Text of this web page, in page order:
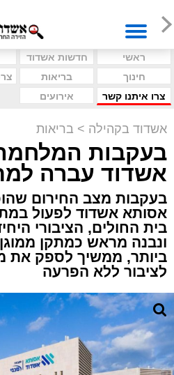
ראשי חדשות אשדוד
חינוך
בריאות
צרו איתנו קשר
אירועים
אשדוד בקהילה > בריאות
בעקבות
אשדוד עברה
בעקבות מצב החירום
אסותא אשדוד לפעול
בית החולים, הציבורי
ונבנה מראש כמתקן
ביותר, ממשיך לספק את
לציבור ללא הפרעה